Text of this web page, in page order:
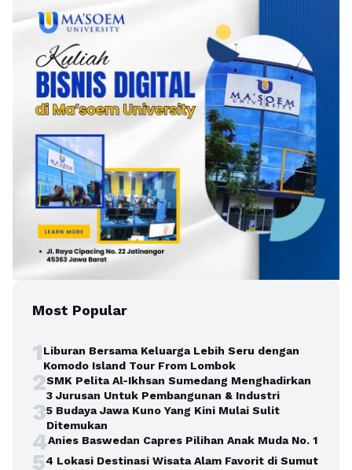
Most Popular
1Liburan Bersama Keluarga Lebih Seru dengan
Komodo Island Tour From Lombok
2SMK Pelita Al-Ikhsan Sumedang Menghadirkan
3 Jurusan Untuk Pembangunan & Industri
35 Budaya Jawa Kuno Yang Kini Mulai Sulit
Ditemukan
4Anies Baswedan Capres Pilihan Anak Muda No. 1
54 Lokasi Destinasi Wisata Alam Favorit di Sumut